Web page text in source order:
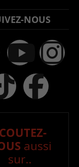
NOUS
aussi
sur..